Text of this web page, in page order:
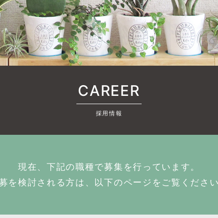
CAREER
採用情報
現在、下記の職種で募集を行っています。
を検討される方は、以下のページをご覧くださ